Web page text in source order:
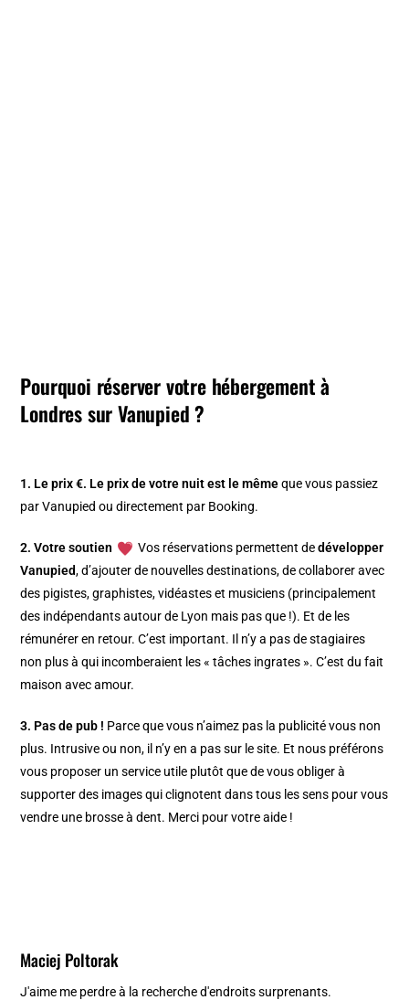
Pourquoi réserver votre hébergement à
Londres sur Vanupied ?
1. Le prix €. Le prix de votre nuit est le mêmeque vous passiez
par Vanupied ou directement par Booking.
2. Votre soutien Vos réservations permettent dedévelopper
Vanupied, d’ajouter de nouvelles destinations, de collaborer avec
des pigistes, graphistes, vidéastes et musiciens (principalement
des indépendants autour de Lyon mais pas que !). Et de les
rémunérer en retour. C’est important. Il n’y a pas de stagiaires
non plus à qui incomberaient les « tâches ingrates ». C’est du fait
maison avec amour.
3. Pas de pub ! Parce que vous n’aimez pas la publicité vous non
plus. Intrusive ou non, il n’y en a pas sur le site. Et nous préférons
vous proposer un service utile plutôt que de vous obliger à
supporter des images qui clignotent dans tous les sens pour vous
vendre une brosse à dent. Merci pour votre aide !
Maciej Poltorak
J'aime me perdre à la recherche d'endroits surprenants.